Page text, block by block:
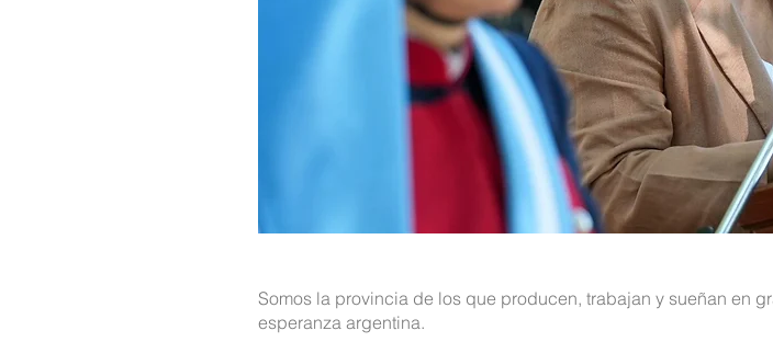
Somos la provincia de los que producen, trabajan y sueñan en
esperanza argentina.